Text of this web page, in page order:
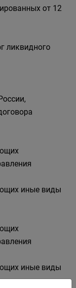
от 12
ликвидного
иные виды
иные виды